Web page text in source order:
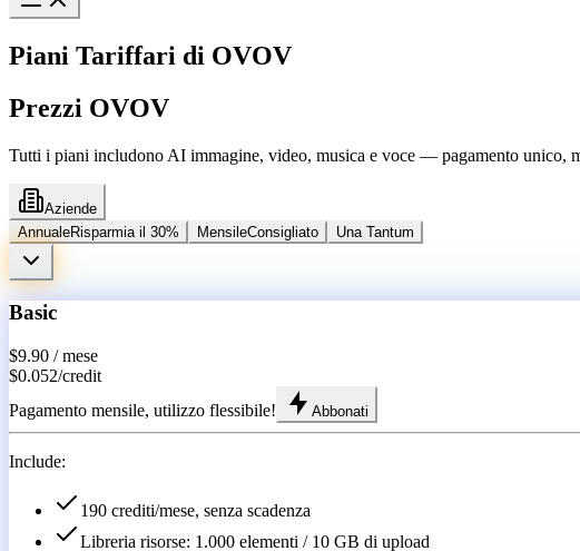
Piani Tariffari di OVOV
Prezzi OVOV
Tutti i piani includono AI immagine, video, musica e voce — pagamento unico,
Aziende
AnnualeRisparmia il 30% MensileConsigliato Una Tantum
Basic
$9.90 / mese
$0.052/credit
Pagamento mensile, utilizzo flessibile!
Abbonati
Include:
190 crediti/mese, senza scadenza
Libreria risorse: 1.000 elementi / 10 GB di upload